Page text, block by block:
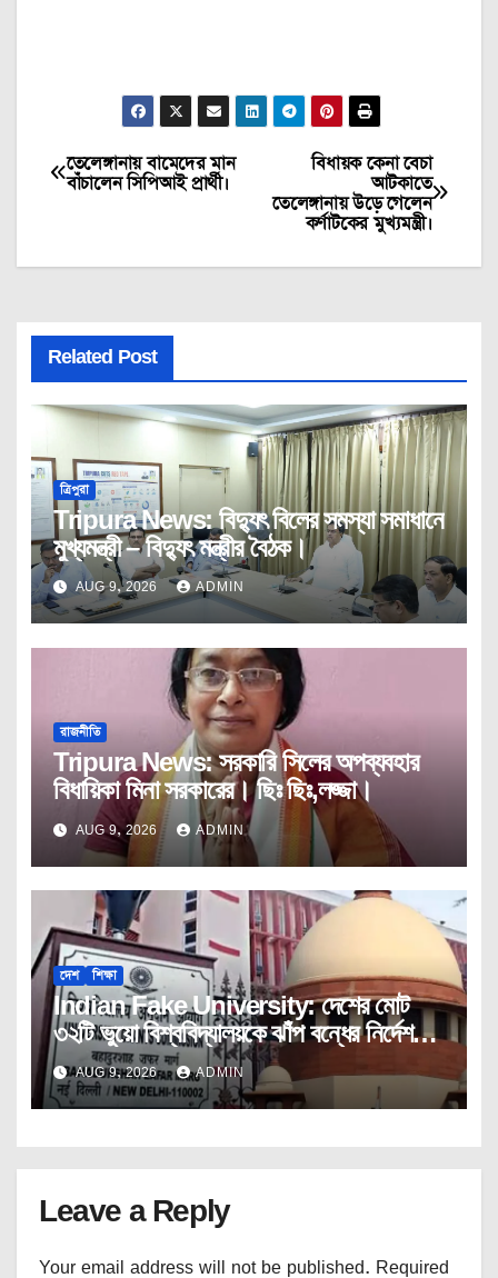
Post
বিধায়ক কেনা বেচা
আটকাতে
তেলেঙ্গানায় উড়ে গেলেন
কর্ণাটকের মুখ্যমন্ত্রী।
তেলেঙ্গানায় বামেদের মান
বাঁচালেন সিপিআই প্রার্থী।
Related Post
ত্রিপুরা
Tripura News: বিদ্যুৎ বিলের সমস্যা সমাধানে
মুখ্যমন্ত্রী – বিদ্যুৎ মন্ত্রীর বৈঠক।
AUG 9, 2026 ADMIN
রাজনীতি
Tripura News: সরকারি সিলের অপব্যবহার
বিধায়িকা মিনা সরকারের। ছিঃ ছিঃ,লজ্জা।
AUG 9, 2026 ADMIN
দেশ শিক্ষা
Indian Fake University: দেশের মোট
৩২টি ভুয়ো বিশ্ববিদ্যালয়কে ঝাঁপ বন্ধের নির্দেশ
ইউজিসির।
AUG 9, 2026 ADMIN
Leave a Reply
Your email address will not be published. Required